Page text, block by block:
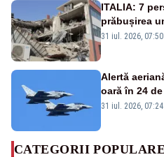
ITALIA: 7
prăbușirea
31 iul. 2026, 07:50
Alertă
oară în 24
Eurofighter
31 iul. 2026, 07:24
CATEGORII